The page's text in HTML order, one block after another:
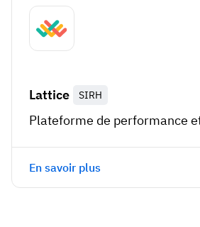
Lattice SIRH
Plateforme de performance
En savoir plus